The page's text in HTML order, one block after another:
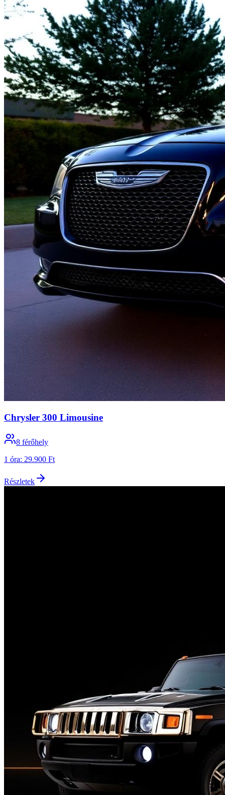
Chrysler 300 Limousine
8 férőhely
1 óra: 29.900 Ft
Részletek